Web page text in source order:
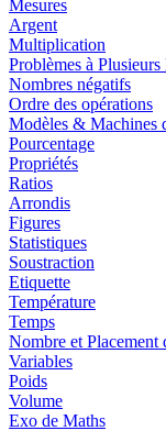
Mesures
Argent
Multiplication
Problèmes à Plusieurs
Nombres négatifs
Ordre des opérations
Modèles & Machines
Pourcentage
Propriétés
Ratios
Arrondis
Figures
Statistiques
Soustraction
Etiquette
Température
Temps
Nombre et Placement
Variables
Poids
Volume
Exo de Maths